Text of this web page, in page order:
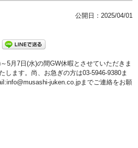
公開日： 2025/04/01
5月7日(水)の間GW休暇とさせていただきま
します。尚、お急ぎの方は03-5946-9380ま
juken.co.jpまでご連絡をお願